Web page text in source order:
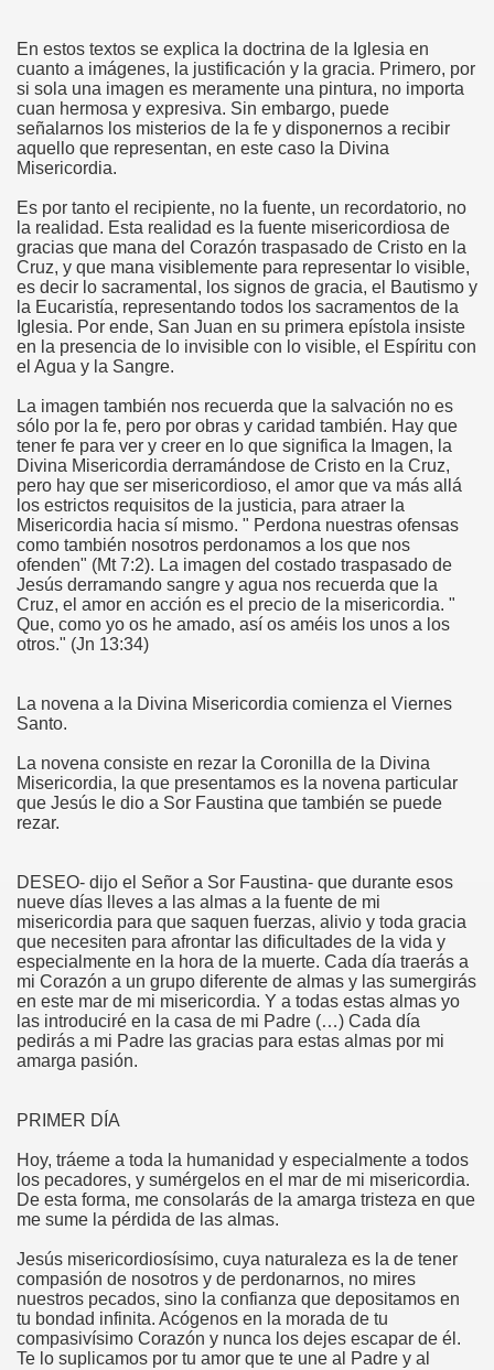
En estos textos se explica la doctrina de la Iglesia en
cuanto a imágenes, la justificación y la gracia. Primero, por
si sola una imagen es meramente una pintura, no importa
cuan hermosa y expresiva. Sin embargo, puede
señalarnos los misterios de la fe y disponernos a recibir
aquello que representan, en este caso la Divina
Misericordia.
Es por tanto el recipiente, no la fuente, un recordatorio, no
la realidad. Esta realidad es la fuente misericordiosa de
gracias que mana del Corazón traspasado de Cristo en la
Cruz, y que mana visiblemente para representar lo visible,
es decir lo sacramental, los signos de gracia, el Bautismo y
la Eucaristía, representando todos los sacramentos de la
Iglesia. Por ende, San Juan en su primera epístola insiste
en la presencia de lo invisible con lo visible, el Espíritu con
el Agua y la Sangre.
La imagen también nos recuerda que la salvación no es
sólo por la fe, pero por obras y caridad también. Hay que
tener fe para ver y creer en lo que significa la Imagen, la
Divina Misericordia derramándose de Cristo en la Cruz,
pero hay que ser misericordioso, el amor que va más allá
los estrictos requisitos de la justicia, para atraer la
Misericordia hacia sí mismo. " Perdona nuestras ofensas
como también nosotros perdonamos a los que nos
ofenden" (Mt 7:2). La imagen del costado traspasado de
Jesús derramando sangre y agua nos recuerda que la
Cruz, el amor en acción es el precio de la misericordia. "
Que, como yo os he amado, así os améis los unos a los
otros." (Jn 13:34)
La novena a la Divina Misericordia comienza el Viernes
Santo.
La novena consiste en rezar la Coronilla de la Divina
Misericordia, la que presentamos es la novena particular
que Jesús le dio a Sor Faustina que también se puede
rezar.
DESEO- dijo el Señor a Sor Faustina- que durante esos
nueve días lleves a las almas a la fuente de mi
misericordia para que saquen fuerzas, alivio y toda gracia
que necesiten para afrontar las dificultades de la vida y
especialmente en la hora de la muerte. Cada día traerás a
mi Corazón a un grupo diferente de almas y las sumergirás
en este mar de mi misericordia. Y a todas estas almas yo
las introduciré en la casa de mi Padre (…) Cada día
pedirás a mi Padre las gracias para estas almas por mi
amarga pasión.
PRIMER DÍA
Hoy, tráeme a toda la humanidad y especialmente a todos
los pecadores, y sumérgelos en el mar de mi misericordia.
De esta forma, me consolarás de la amarga tristeza en que
me sume la pérdida de las almas.
Jesús misericordiosísimo, cuya naturaleza es la de tener
compasión de nosotros y de perdonarnos, no mires
nuestros pecados, sino la confianza que depositamos en
tu bondad infinita. Acógenos en la morada de tu
compasivísimo Corazón y nunca los dejes escapar de él.
Te lo suplicamos por tu amor que te une al Padre y al